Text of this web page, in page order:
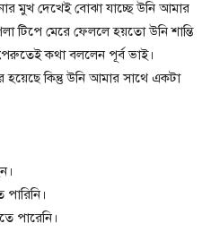
মুখ দেখেই বোঝা যাচ্ছে উনি আমার
টিপে মেরে ফেললে হয়তো উনি শান্তি
কথা বললেন পূর্ব ভাই।
কিন্তু উনি আমার সাথে একটা
পারেনি।